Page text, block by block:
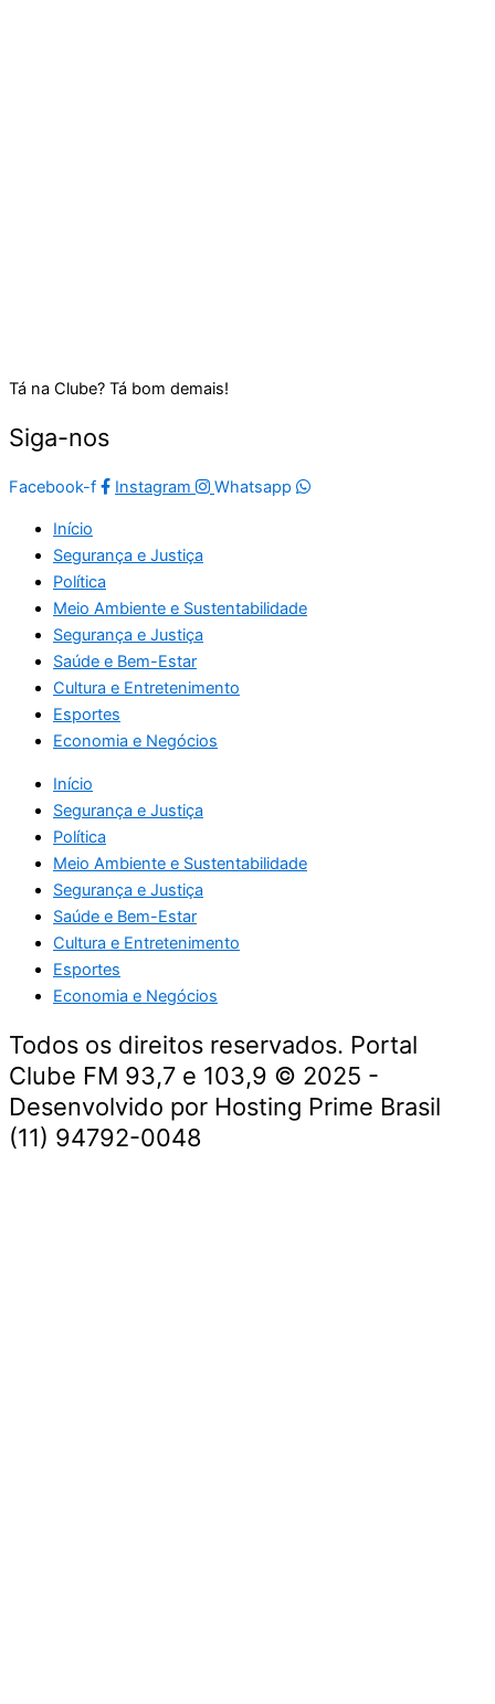
Tá na Clube? Tá bom demais!
Siga-nos
Facebook-f Instagram Whatsapp
Início
Segurança e Justiça
Política
Meio Ambiente e Sustentabilidade
Segurança e Justiça
Saúde e Bem-Estar
Cultura e Entretenimento
Esportes
Economia e Negócios
Início
Segurança e Justiça
Política
Meio Ambiente e Sustentabilidade
Segurança e Justiça
Saúde e Bem-Estar
Cultura e Entretenimento
Esportes
Economia e Negócios
Todos os direitos reservados. Portal
Clube FM 93,7 e 103,9 © 2025 -
Desenvolvido por Hosting Prime Brasil
(11) 94792-0048